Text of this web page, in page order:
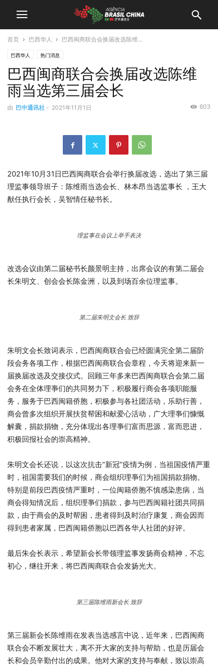
首页 巴西华人 巴西闽商联合会换届改选陈维...
巴西华人 热门消息
巴西闽商联合会换届改选陈维
雨当选第三届会长
由 巴中通讯社 - 2021年11月1日 603
2021年10月31日巴西闽商联合会举行换届改选，选出了第三届
理监事领导班子：陈维雨当选会长、林本昂当选监事长 ，王大
猷任执行会长，吴智情任秘书长。
理监事在会议上举手表决
改选会议由第二届秘书长颜景明主持，出席会议的有第二届会
长朱明文、创会会长陈金洲，以及到场百余位理监事。
第二届朱明文会长 致辞
朱明文会长致词表示，巴西闽商联合会已经圆满完全第二届阶
段会务各项工作，根据巴西闽商联合会章程，今天将迎来新一
届换届改选及交接仪式。回顾三年多来巴西闽商联合会第二届
会务在全体理亊们的共同努力下，积极履行商会各项职能服
务，服务于巴西闽籍侨胞，积极参与各社团活动，乐助行善，
商会曾多次组织开展扶贫帮困和献爱心活动，广大理亊们慷慨
解囊，捐款捐物，充分体现出各理亊们富而思源，富而思进，
积极回报社会的崇高精神。
朱明文会长还说，以这次抗击“新冠”疫情为例，当祖国疫情严重
时，祖国需要我们的时候，商会组织理亊们为祖国捐款捐物。
特别是前段巴西疫情严重时，一位闽籍侨胞不慎感染患病，当
商会得知情况后，组织理亊们捐款，参与巴西闽籍社团共同捐
款，由于商会的及时帮困，患者得到及时治疗康复，商会因而
得到患者家属，巴西闽籍侨胞以巴西各华人社团的好评。
最后朱会长表示，希望新会长带领理监事发扬商会精神，不忘
初心，继往开来，将巴西闽商联合会发扬光大。
第三届陈维雨新会长 致辞
第三届新会长陈维雨在发表当选感言中说，近年来，巴西闽商
联合会不断发展壮大，离不开大家的支持与帮助，也是历届会
长和会员辛勤付出的成果。他对大家的支持与奉献，致以崇高